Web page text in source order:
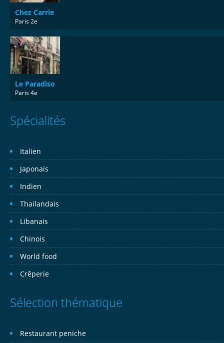
Chez Carrie
Paris 2e
Le Paradiso
Paris 4e
Spécialités
Italien
Japonais
Indien
Thailandais
Libanais
Chinois
World food
Crêperie
Sélection thématique
Restaurant peniche